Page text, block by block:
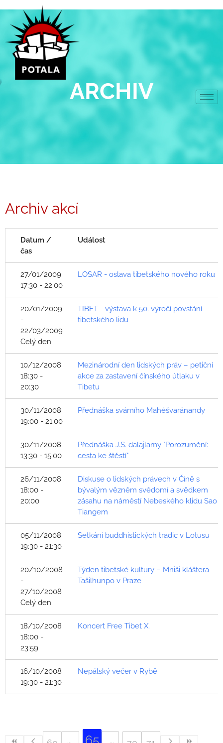
obsah
ARCHIV
Archiv akcí
Datum /
čas
Událost
27/01/2009
17:30 - 22:00
LOSAR - oslava tibetského nového roku
20/01/2009
-
22/03/2009
Celý den
TIBET - výstava k 50. výročí povstání
tibetského lidu
10/12/2008
18:30 -
20:30
Mezinárodní den lidských práv – petiční
akce za zastavení čínského útlaku v
Tibetu
30/11/2008
19:00 - 21:00
Přednáška svámího Mahéšvaránandy
30/11/2008
13:30 - 15:00
Přednáška J.S. dalajlamy "Porozumění:
cesta ke štěstí"
26/11/2008
18:00 -
20:00
Diskuse o lidských právech v Číně s
bývalým vězněm svědomí a svědkem
zásahu na náměstí Nebeského klidu Sao
Tiangem
05/11/2008
19:30 - 21:30
Setkání buddhistických tradic v Lotusu
20/10/2008
-
27/10/2008
Celý den
Týden tibetské kultury – Mniši kláštera
Tašilhunpo v Praze
18/10/2008
18:00 -
23:59
Koncert Free Tibet X.
16/10/2008
19:30 - 21:30
Nepálský večer v Rybě
65